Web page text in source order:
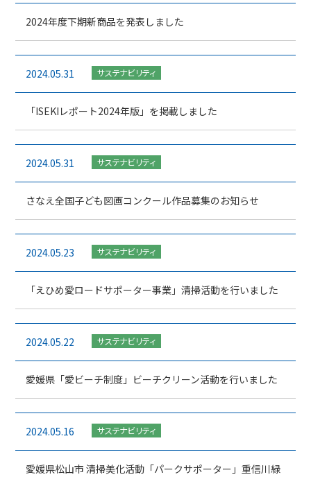
2024年度下期新商品を発表しました
2024.05.31 サステナビリティ
「ISEKIレポート2024年版」を掲載しました
2024.05.31 サステナビリティ
さなえ全国子ども図画コンクール作品募集のお知らせ
2024.05.23 サステナビリティ
「えひめ愛ロードサポーター事業」清掃活動を行いました
2024.05.22 サステナビリティ
愛媛県「愛ビーチ制度」ビーチクリーン活動を行いました
2024.05.16 サステナビリティ
愛媛県松山市 清掃美化活動「パークサポーター」重信川緑